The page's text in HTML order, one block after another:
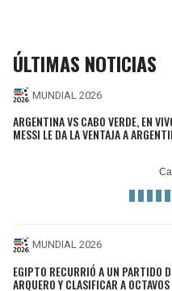
ÚLTIMAS NOTICIAS
MUNDIAL 2026
ARGENTINA VS CABO VERDE, EN
MESSI LE DA LA VENTAJA A
MUNDIAL 2026
EGIPTO RECURRIÓ A UN PARTIDO
ARQUERO Y CLASIFICAR A OCTAVOS